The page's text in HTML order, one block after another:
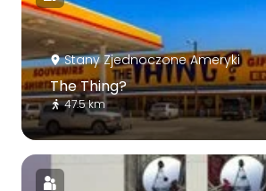
Stany Zjednoczone Ameryki
The Thing?
47.5 km